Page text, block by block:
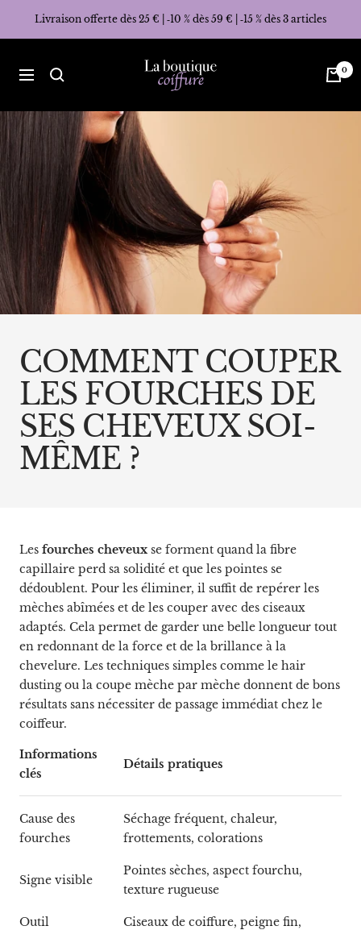
Livraison offerte dès 25 € | ‑10 % dès 59 € | ‑15 % dès 3 articles
Navigation
La
Boutique
0
COMMENT COUPER
LES FOURCHES DE
SES CHEVEUX SOI-
MÊME ?
Les fourches cheveux se forment quand la fibre
capillaire perd sa solidité et que les pointes se
dédoublent. Pour les éliminer, il suffit de repérer les
mèches abîmées et de les couper avec des ciseaux
adaptés. Cela permet de garder une belle longueur tout
en redonnant de la force et de la brillance à la
chevelure. Les techniques simples comme le hair
dusting ou la coupe mèche par mèche donnent de bons
résultats sans nécessiter de passage immédiat chez le
coiffeur.
Informations
clés
Détails pratiques
Cause des
fourches
Séchage fréquent, chaleur,
frottements, colorations
Signe visible
Pointes sèches, aspect fourchu,
texture rugueuse
Outil
Ciseaux de coiffure, peigne fin,